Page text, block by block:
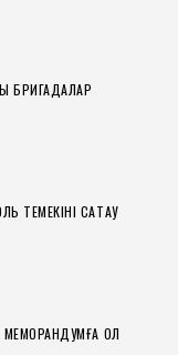
БРИГАДАЛАР
ТЕМЕКІНІ САҚТАУ
ҚОЛ